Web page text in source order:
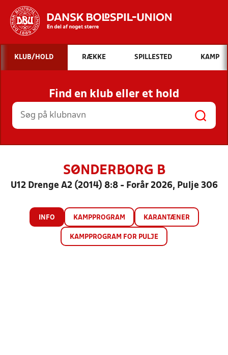
Hvad vil du søge efter?
INDHOLD OG NYHEDER
STILLINGER, RESULTATER, KLUBBER OG
HOLD
KLUB/HOLD RÆKKE SPILLESTED KAMP
Find en klub eller et hold
SØNDERBORG B
U12 Drenge A2 (2014) 8:8 - Forår 2026, Pulje 306
INFO KAMPPROGRAM KARANTÆNER
KAMPPROGRAM FOR PULJE